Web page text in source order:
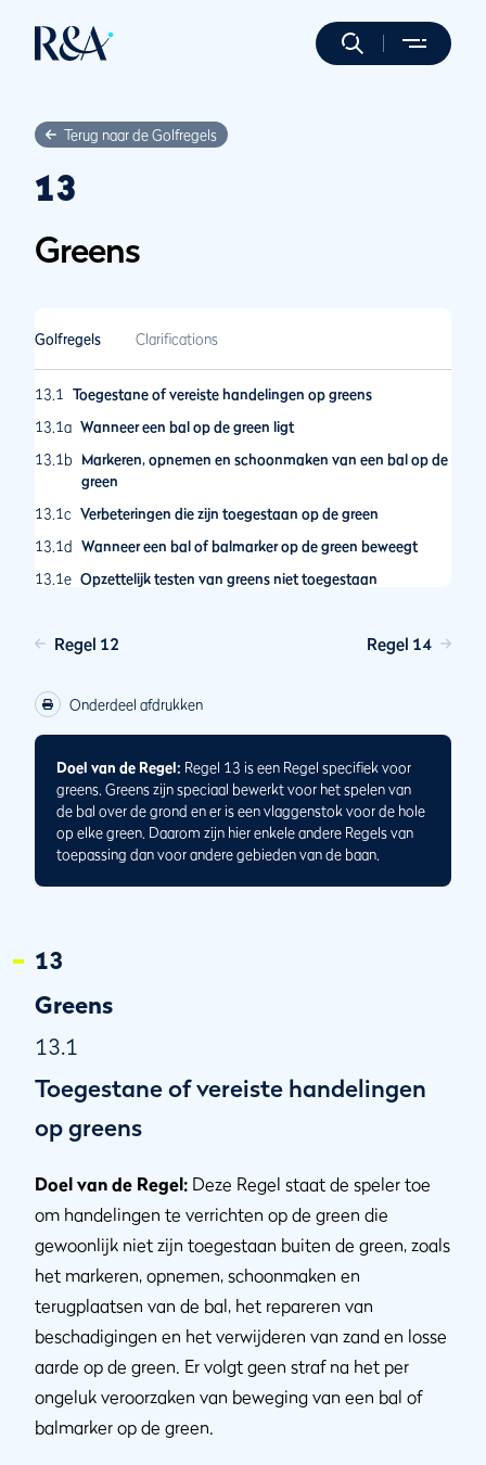
Terug naar de Golfregels
13
Greens
Golfregels Clarifications
13.1
Toegestane of vereiste handelingen op greens
13.1a Wanneer een bal op de green ligt
13.1b
Markeren, opnemen en schoonmaken van een bal op de
green
13.1c Verbeteringen die zijn toegestaan op de green
13.1d Wanneer een bal of balmarker op de green beweegt
13.1e Opzettelijk testen van greens niet toegestaan
13.2 De vlaggenstok
13.2b De vlaggenstok wegnemen uit de hole
13.2c
13.3 De bal op de rand van de hole
13.3a Wachttijd om te zien of een bal op de rand van de hole in
de hole zal vallen
13.3b Wat te doen als een bal op de rand van de hole is
opgenomen of bewogen voordat de wachttijd is
Regel 12 Regel 14
Onderdeel afdrukken
Doel van de Regel: Regel 13 is een Regel specifiek voor
greens. Greens zijn speciaal bewerkt voor het spelen van
de bal over de grond en er is een vlaggenstok voor de hole
op elke green. Daarom zijn hier enkele andere Regels van
toepassing dan voor andere gebieden van de baan.
13
Greens
13.1
Toegestane of vereiste handelingen
op greens
Doel van de Regel: Deze Regel staat de speler toe
om handelingen te verrichten op de green die
gewoonlijk niet zijn toegestaan buiten de green, zoals
het markeren, opnemen, schoonmaken en
terugplaatsen van de bal, het repareren van
beschadigingen en het verwijderen van zand en losse
aarde op de green. Er volgt geen straf na het per
ongeluk veroorzaken van beweging van een bal of
balmarker op de green.